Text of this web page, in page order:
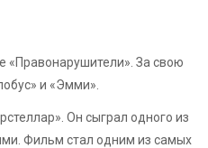
«Правонарушители». За свою
и «Эмми».
Он сыграл одного из
Фильм стал одним из самых